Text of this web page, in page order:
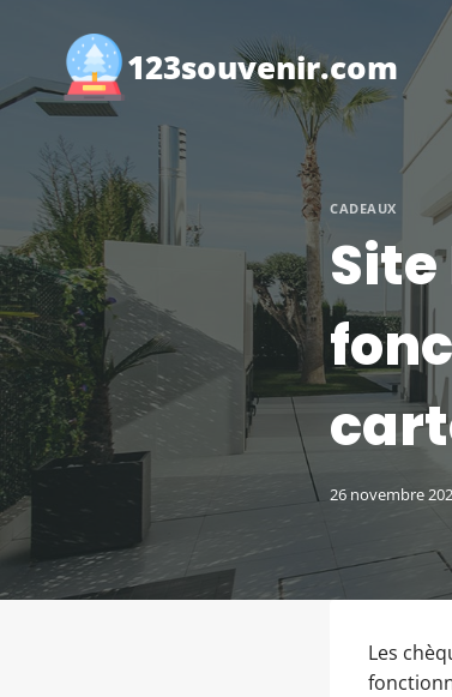
contenu
123souvenir.com
CADEAUX
26 novembre
Les